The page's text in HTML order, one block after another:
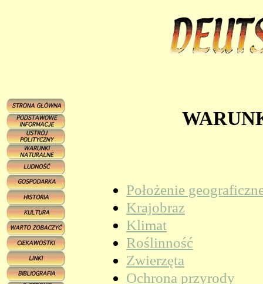
Położenie
Krajobraz
Klimat
Roślinność
Zwierzęta
Ochrona przyrody